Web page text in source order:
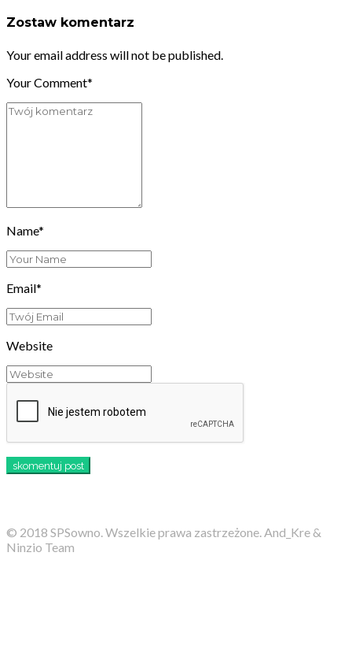
Zostaw komentarz
Your email address will not be published.
Your Comment*
Name*
Email*
Website
© 2018 SPSowno. Wszelkie prawa zastrzeżone. And_Kre &
Ninzio Team